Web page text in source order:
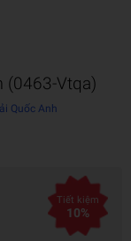
(0463-Vtqa)
Quốc Anh
Tiết kiệm
10%